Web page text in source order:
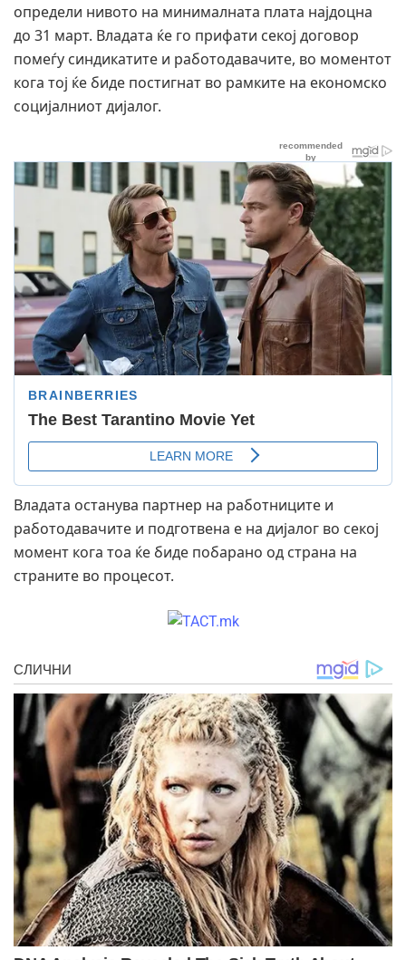
определи нивото на минималната плата најдоцна
до 31 март. Владата ќе го прифати секој договор
помеѓу синдикатите и работодавачите, во моментот
кога тој ќе биде постигнат во рамките на економско
социјалниот дијалог.
Владата останува партнер на работниците и
работодавачите и подготвена е на дијалог во секој
момент кога тоа ќе биде побарано од страна на
страните во процесот.